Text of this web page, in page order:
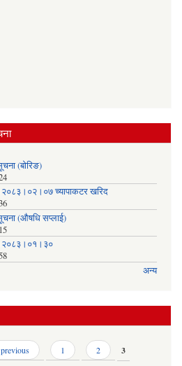
(बोरिङ)
२०८३।०२।०७ च्यापाकटर खरिद
(औषधि सप्लाई)
२०८३।०१।३०
अन्य
previous 1 2 3